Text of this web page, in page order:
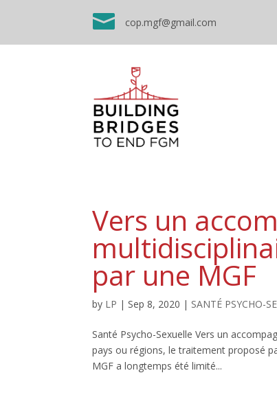
 cop.mgf@gmail.com
Vers un
par une MGF
by LP | Sep 8, 2020 | SANTÉ PSYCHO-
Santé Psycho-Sexuelle Vers un
pays ou régions, le traitement proposé
MGF a longtemps été limité...